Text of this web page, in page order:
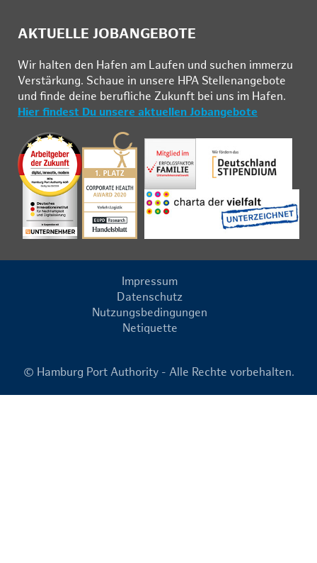
AKTUELLE JOBANGEBOTE
Wir hal­ten den Ha­fen am Lau­fen und su­chen im­mer­zu
Ver­stär­kung. Schau­e in un­se­re HPA Stel­len­an­ge­bo­te
und fin­de deine be­ruf­li­che Zu­kunft bei uns im Ha­fen.
Hier findest Du unsere aktuellen Jobangebote
Impressum
Datenschutz
Nutzungsbedingungen
Netiquette
© Hamburg Port Authority - Alle Rechte vorbehalten.